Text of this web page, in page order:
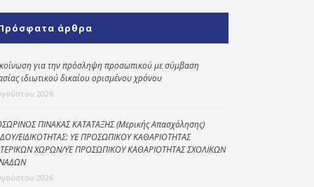
Kοινωνικό
φαρμακείο
Πρόγραμμα
“Βοήθεια στο σπίτι”
Κέντρο Ημερήσιας
Φροντίδας
Ηλικιωμένων
(Κ.Η.Φ.Η.) Πρέβεζας
άρθρα
για την πρόσληψη προσωπικού με σύμβαση
ιδιωτικού δικαίου ορισμένου χρόνου
2026
ΠΙΝΑΚΑΣ ΚΑΤΑΤΑΞΗΣ (Μερικής Απασχόλησης)
ΕΙΔΙΚΟΤΗΤΑΣ: ΥΕ ΠΡΟΣΩΠΙΚΟΥ ΚΑΘΑΡΙΟΤΗΤΑΣ
ΧΩΡΩΝ/ΥΕ ΠΡΟΣΩΠΙΚΟΥ ΚΑΘΑΡΙΟΤΗΤΑΣ ΣΧΟΛΙΚΩΝ
2026